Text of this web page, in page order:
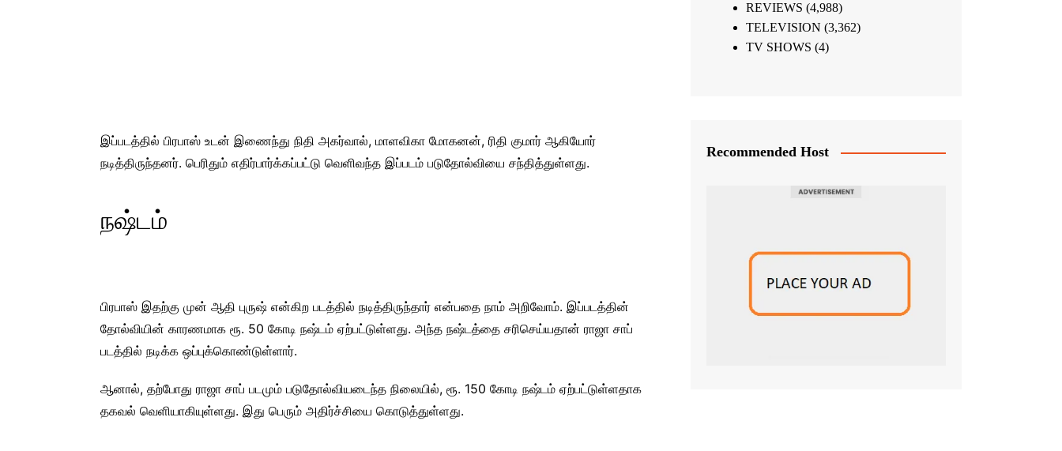
இப்படத்தில் பிரபாஸ் உடன் இணைந்து நிதி அகர்வால், மாளவிகா மோகனன், ரிதி குமார் ஆகியோர்
நடித்திருந்தனர். பெரிதும் எதிர்பார்க்கப்பட்டு வெளிவந்த இப்படம் படுதோல்வியை சந்தித்துள்ளது.
நஷ்டம்
பிரபாஸ் இதற்கு முன் ஆதி புருஷ் என்கிற படத்தில் நடித்திருந்தார் என்பதை நாம் அறிவோம். இப்படத்தின்
தோல்வியின் காரணமாக ரூ. 50 கோடி நஷ்டம் ஏற்பட்டுள்ளது. அந்த நஷ்டத்தை சரிசெய்யதான் ராஜா சாப்
படத்தில் நடிக்க ஒப்புக்கொண்டுள்ளார்.
ஆனால், தற்போது ராஜா சாப் படமும் படுதோல்வியடைந்த நிலையில், ரூ. 150 கோடி நஷ்டம் ஏற்பட்டுள்ளதாக
தகவல் வெளியாகியுள்ளது. இது பெரும் அதிர்ச்சியை கொடுத்துள்ளது.
REVIEWS (4,988)
TELEVISION (3,362)
TV SHOWS (4)
Recommended Host